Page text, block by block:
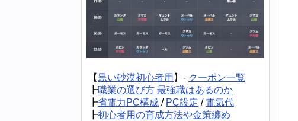
【黒い砂漠初心者用 】- クーポン一覧
┣職業の選び方 最強職はあるのか
┣省電力PC構成 / PC設定 / 電気代
┣初心者用の育成方法や金策纏め